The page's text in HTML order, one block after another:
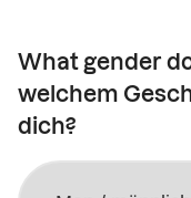
What gender
welchem
dich?